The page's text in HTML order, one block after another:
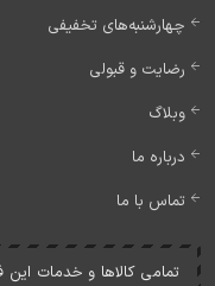
چهارشنبه‌های تخفیفی
رضایت و قبولی
وبلاگ
درباره ما
تماس با ما
تمامی کالاها و خدمات